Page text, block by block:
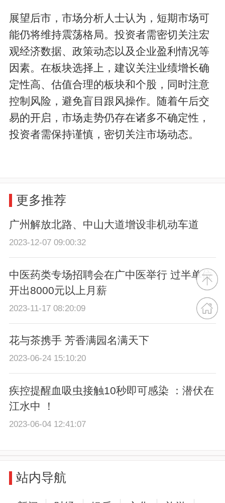
展望后市，市场分析人士认为，短期市场可
能仍将维持震荡格局。投资者需密切关注宏
观经济数据、政策动态以及企业盈利情况等
因素。在板块选择上，建议关注业绩增长确
定性高、估值合理的板块和个股，同时注意
控制风险，避免盲目跟风操作。随着午后交
易的开启，市场走势仍存在诸多不确定性，
投资者需保持谨慎，密切关注市场动态。
更多推荐
广州解放北路、中山大道增设非机动车道
2023-12-07 09:00:32
中医药类专场招聘会在广中医举行 过半单位
开出8000元以上月薪
2023-11-17 08:20:09
花与茶携手 芳香满园名满天下
2023-06-24 15:10:20
疾控提醒血吸虫接触10秒即可感染 ：潜伏在
江水中 ！
2023-06-04 12:41:07
站内导航